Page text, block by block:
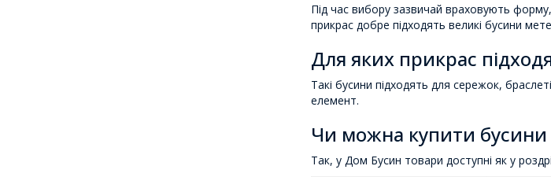
Під час вибору зазвичай враховують
прикрас добре підходять великі бусини
Для яких прикрас
Такі бусини підходять для сережок,
елемент.
Чи можна купити бусини
Так, у Дом Бусин товари доступні як у